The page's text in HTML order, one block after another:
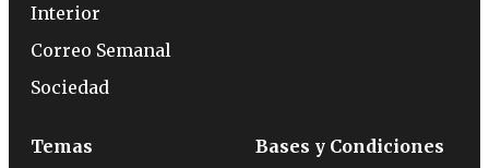
Interior
Correo Semanal
Sociedad
Temas
Bases y Condiciones